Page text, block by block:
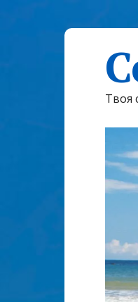
Твоя